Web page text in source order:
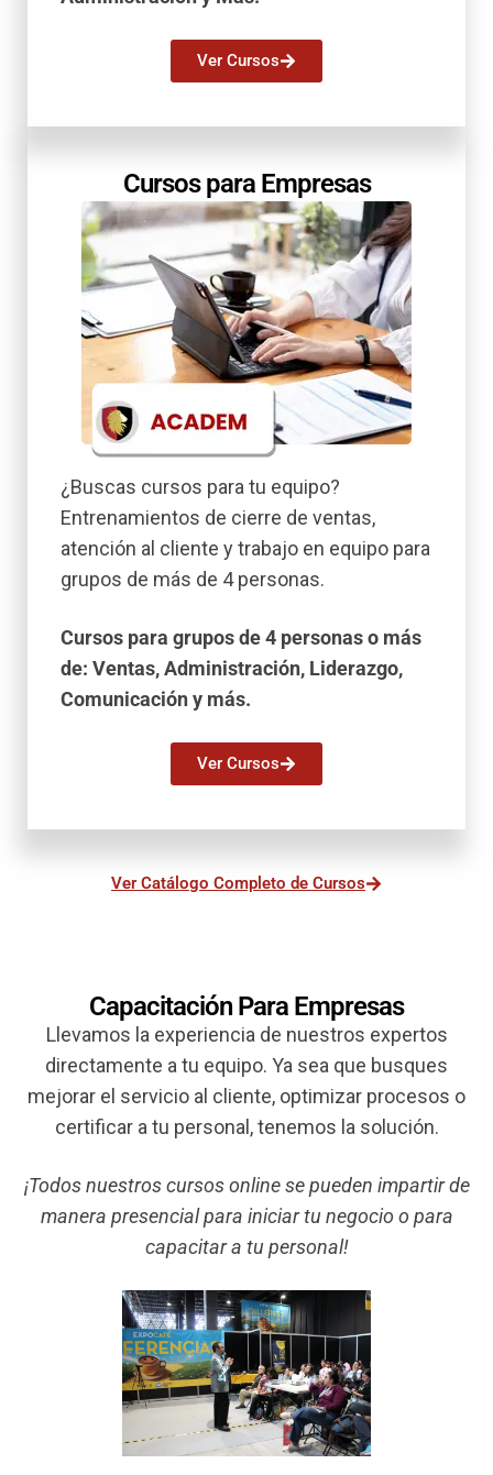
Ver Cursos
Cursos para Empresas
¿Buscas cursos para tu equipo?
Entrenamientos de cierre de ventas,
atención al cliente y trabajo en equipo para
grupos de más de 4 personas.
Cursos para grupos de 4 personas o más
de: Ventas, Administración, Liderazgo,
Comunicación y más.
Ver Cursos
Ver Catálogo Completo de Cursos
Capacitación Para Empresas
Llevamos la experiencia de nuestros expertos
directamente a tu equipo. Ya sea que busques
mejorar el servicio al cliente, optimizar procesos o
certificar a tu personal, tenemos la solución.
¡Todos nuestros cursos online se pueden impartir de
manera presencial para iniciar tu negocio o para
capacitar a tu personal!